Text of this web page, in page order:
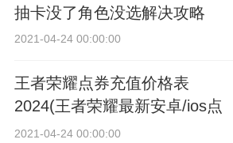
抽卡没了角色没选解决攻略
2021-04-24 00:00:00
王者荣耀点券充值价格表
2024(王者荣耀最新安卓/ios点
券充值价格表一览)
2021-04-24 00:00:00